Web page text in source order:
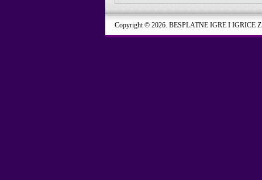
Copyright © 2026. BESPLATNE IGRE I IGRICE